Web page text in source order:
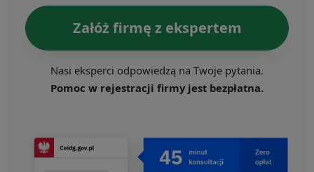
Załóż firmę z ekspertem
Nasi eksperci odpowiedzą na Twoje pytania.
Pomoc w rejestracji firmy jest bezpłatna.